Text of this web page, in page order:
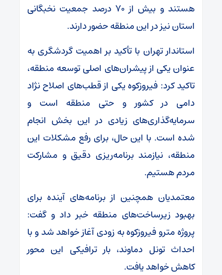
هستند و بیش از ۷۰ درصد جمعیت نخبگانی
استان نیز در این منطقه حضور دارند.
استاندار تهران با تأکید بر اهمیت گردشگری به
عنوان یکی از پیشران‌های اصلی توسعه منطقه،
تاکید کرد: فیروزکوه یکی از قطب‌های اصلاح نژاد
دامی در کشور و حتی منطقه است و
سرمایه‌گذاری‌های زیادی در این بخش انجام
شده است. با این حال، برای رفع مشکلات این
منطقه، نیازمند برنامه‌ریزی دقیق و مشارکت
مردم هستیم.
معتمدیان همچنین از برنامه‌های آینده برای
بهبود زیرساخت‌های منطقه خبر داد و گفت:
پروژه مترو فیروزکوه به زودی آغاز خواهد شد و با
احداث تونل دماوند، بار ترافیکی این محور
کاهش خواهد یافت.